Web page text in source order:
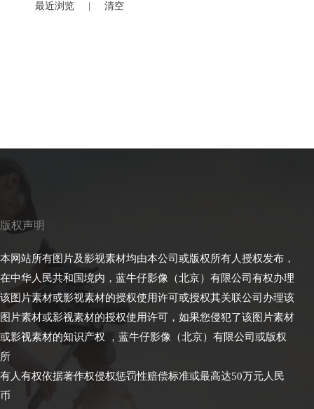
最近浏览 清空
版权声明
本网站所有图片及影视素材均由本公司或版权所有人授权发布，
在中华人民共和国境内，蓝牛仔影像（北京）有限公司有权办理
该图片素材或影视素材的授权使用许可或授权其关联公司办理该
图片素材或影视素材的授权使用许可，如果您侵犯了该图片素材
或影视素材的知识产权 ，蓝牛仔影像（北京）有限公司或版权
所
有人有权依据著作权侵权惩罚性赔偿标准或最高达50万元人民
币